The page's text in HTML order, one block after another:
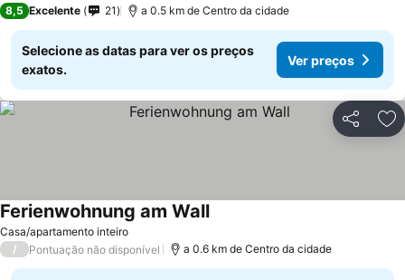
8,5 Excelente 21 a 0.5 km de Centro da cidade
Selecione as datas para ver os preços
exatos.
Ver preços
Partilhar
Casa/apartamento inteiro
Ferienwohnung am Wall
/ Pontuação não disponível a 0.6 km de Centro da cidade